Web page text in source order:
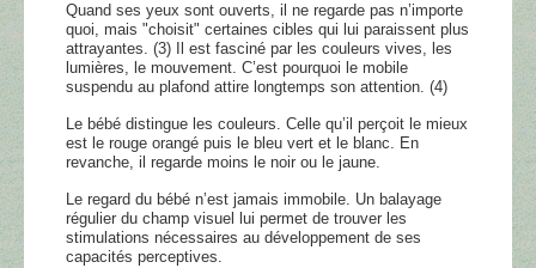
Quand ses yeux sont ouverts, il ne regarde pas n’importe
quoi, mais "choisit" certaines cibles qui lui paraissent plus
attrayantes. (3) Il est fasciné par les couleurs vives, les
lumières, le mouvement. C’est pourquoi le mobile
suspendu au plafond attire longtemps son attention. (4)
Le bébé distingue les couleurs. Celle qu’il perçoit le mieux
est le rouge orangé puis le bleu vert et le blanc. En
revanche, il regarde moins le noir ou le jaune.
Le regard du bébé n’est jamais immobile. Un balayage
régulier du champ visuel lui permet de trouver les
stimulations nécessaires au développement de ses
capacités perceptives.